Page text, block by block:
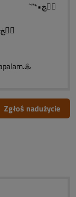
Zgłoś nadużycie